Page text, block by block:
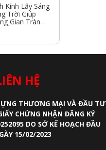
Kính Lấy Sáng
Trời Giúp
Gian Tràn
HỆ
THƯƠNG MẠI VÀ ĐẦU TƯ
CHỨNG NHẬN ĐĂNG KÝ
DO SỞ KẾ HOẠCH ĐẦU
15/02/2023